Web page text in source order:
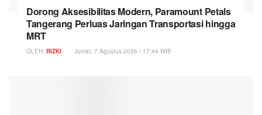
Dorong Aksesibilitas Modern, Paramount Petals
Tangerang Perluas Jaringan Transportasi hingga
MRT
OLEH: RIZKI Jumat, 7 Agustus 2026 / 17:44 WIB